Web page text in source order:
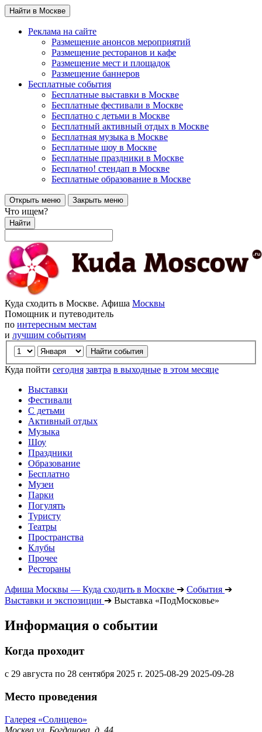
Найти в Москве
Реклама на сайте
Размещение анонсов мероприятий
Размещение ресторанов и кафе
Размещение мест и площадок
Размещение баннеров
Бесплатные события
Бесплатные выставки в Москве
Бесплатные фестивали в Москве
Бесплатно с детьми в Москве
Бесплатный активный отдых в Москве
Бесплатная музыка в Москве
Бесплатные шоу в Москве
Бесплатные праздники в Москве
Бесплатно! стендап в Москве
Бесплатные образование в Москве
Открыть меню Закрыть меню
Что ищем?
Найти
Куда сходить в Москве. Афиша Москвы
Помощник и путеводитель
по интересным местам
и лучшим событиям
Куда пойти сегодня завтра в выходные в этом месяце
Выставки
Фестивали
С детьми
Активный отдых
Музыка
Шоу
Праздники
Образование
Бесплатно
Музеи
Парки
Погулять
Туристу
Театры
Пространства
Клубы
Прочее
Рестораны
Афиша Москвы — Куда сходить в Москве ➔ События ➔
Выставки и экспозиции ➔ Выставка «ПодМосковье»
Информация о событии
Когда проходит
с 29 августа по 28 сентября 2025 г. 2025-08-29 2025-09-28
Место проведения
Галерея «Солнцево»
Москва ул. Богданова, д. 44